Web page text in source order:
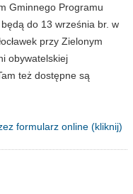
Gminnego Programu
do 13 września br. w
przy Zielonym
obywatelskiej
też dostępne są
formularz online (kliknij)